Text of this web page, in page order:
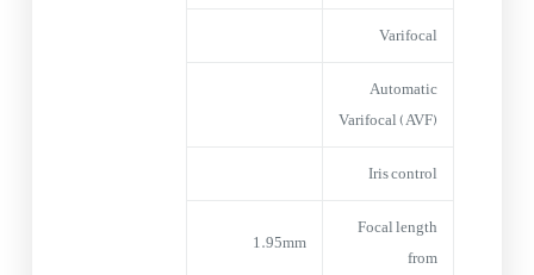
Varifocal
Automatic
Varifocal (AVF)
Iris control
Focal length
from
1.95mm